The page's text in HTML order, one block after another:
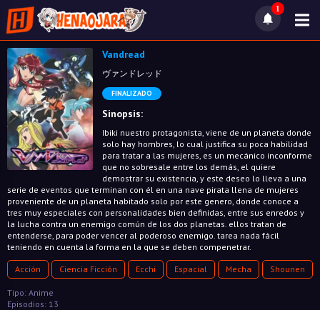
1
Vandread
ヴァンドレッド
FINALIZADO
Sinopsis:
Ibiki nuestro protagonista, viene de un planeta donde
solo hay hombres, lo cual justifica su poca habilidad
para tratar a las mujeres, es un mecánico inconforme
que no sobresale entre los demás, el quiere
demostrar su existencia, y este deseo lo lleva a una
serie de eventos que terminan con él en una nave pirata llena de mujeres
proveniente de un planeta habitado solo por este genero, donde conoce a
tres muy especiales con personalidades bien definidas, entre sus enredos y
la lucha contra un enemigo común de los dos planetas. ellos tratan de
entenderse, para poder vencer al poderoso enemigo. tarea nada fácil
teniendo en cuenta la forma en la que se deben compenetrar.
Acción Ciencia Ficción Ecchi Espacial Mecha Shounen
Tipo: Anime
Episodios: 13